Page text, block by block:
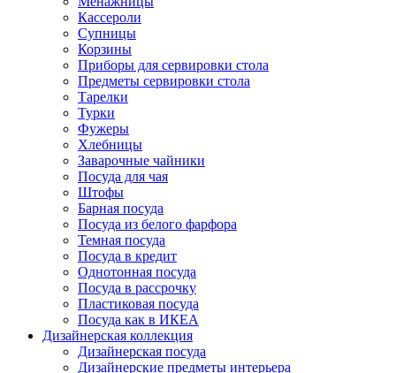
Кассероли
Супницы
Корзины
Приборы для сервировки стола
Предметы сервировки стола
Тарелки
Турки
Фужеры
Хлебницы
Заварочные чайники
Посуда для чая
Штофы
Барная посуда
Посуда из белого фарфора
Темная посуда
Посуда в кредит
Однотонная посуда
Посуда в рассрочку
Пластиковая посуда
Посуда как в ИКЕА
Дизайнерская коллекция
Дизайнерская посуда
Дизайнерские предметы интерьера